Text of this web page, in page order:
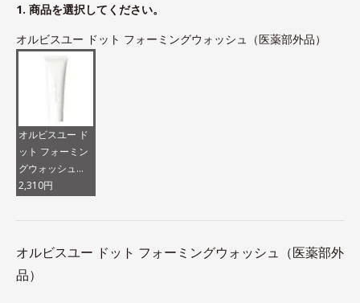
1. 商品を選択してください。
オルビスユー ドット フォーミングウォッシュ（医薬部外品）
オルビスユー ド
ット フォーミン
グウォッシュ
（医薬部外品）
2,310円
オルビスユー ドット フォーミングウォッシュ（医薬部外
品）